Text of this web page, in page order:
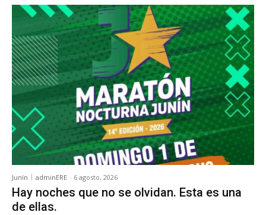
Junín adminERE - 6 agosto, 2026
Hay noches que no se olvidan. Esta es una
de ellas.